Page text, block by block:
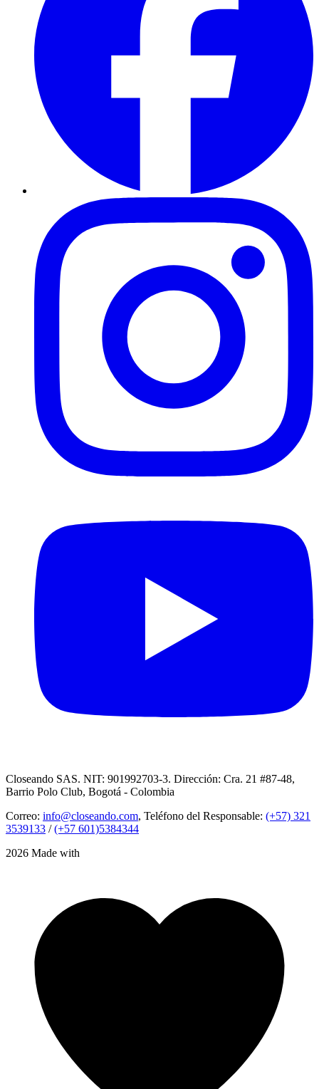
Closeando SAS. NIT: 901992703-3. Dirección: Cra. 21 #87-48,
Barrio Polo Club, Bogotá - Colombia
Correo: info@closeando.com, Teléfono del Responsable: (+57) 321
3539133 /(+57 601)5384344
2026 Made with